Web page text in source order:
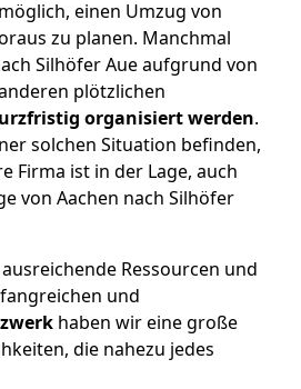
einen Umzug von
zu planen. Manchmal
Silhöfer Aue aufgrund von
plötzlichen
organisiert werden.
solchen Situation befinden,
Firma ist in der Lage, auch
von Aachen nach Silhöfer
Ressourcen und
und
haben wir eine große
die nahezu jedes